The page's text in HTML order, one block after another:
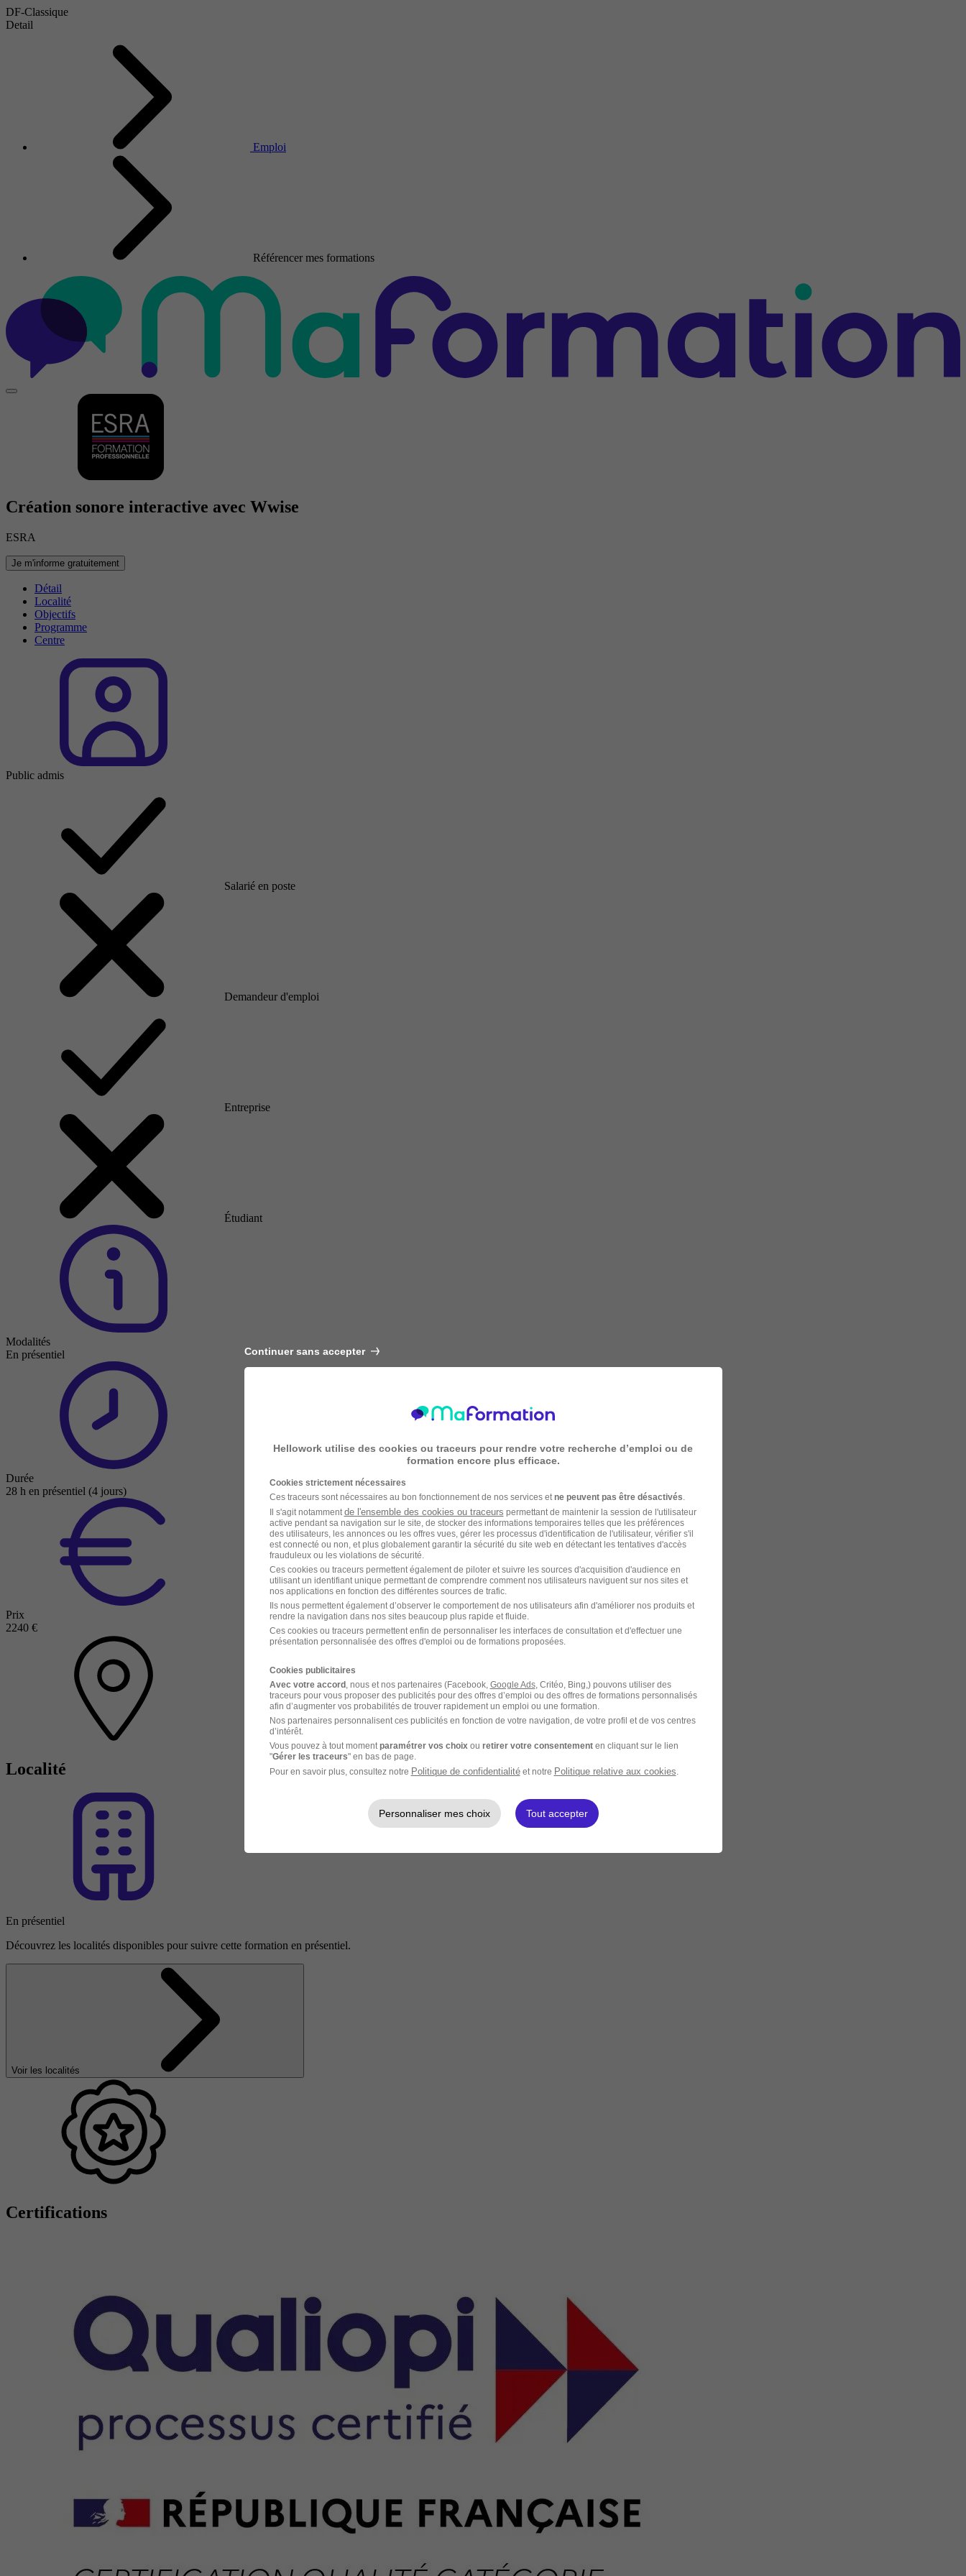
DF-Classique
Detail
Emploi
Référencer mes formations
Création sonore interactive avec Wwise
ESRA
Je m'informe gratuitement
Détail
Localité
Objectifs
Programme
Centre
Public admis
Salarié en poste
Demandeur d'emploi
Entreprise
Étudiant
Modalités
En présentiel
Durée
28 h en présentiel (4 jours)
Prix
2240 €
Localité
En présentiel
Découvrez les localités disponibles pour suivre cette formation en présentiel.
Voir les localités
Certifications
Continuer sans accepter
Hellowork utilise des cookies ou traceurs pour rendre votre recherche d’emploi ou de
formation encore plus efficace.
Cookies strictement nécessaires
Ces traceurs sont nécessaires au bon fonctionnement de nos services et ne peuvent pas être désactivés
Il s'agit notamment de l'ensemble des cookies ou traceurs permettant de maintenir la session de l'utilisateur
active pendant sa navigation sur le site, de stocker des informations temporaires telles que les préférences
des utilisateurs, les annonces ou les offres vues, gérer les processus d'identification de l'utilisateur, vérifier s'il
est connecté ou non, et plus globalement garantir la sécurité du site web en détectant les tentatives d'accès
frauduleux ou les violations de sécurité.
Ces cookies ou traceurs permettent également de piloter et suivre les sources d'acquisition d'audience en
utilisant un identifiant unique permettant de comprendre comment nos utilisateurs naviguent sur nos sites et
nos applications en fonction des différentes sources de trafic.
Ils nous permettent également d’observer le comportement de nos utilisateurs afin d'améliorer nos produits et
rendre la navigation dans nos sites beaucoup plus rapide et fluide.
Ces cookies ou traceurs permettent enfin de personnaliser les interfaces de consultation et d'effectuer une
présentation personnalisée des offres d'emploi ou de formations proposées.
Cookies publicitaires
Avec votre accord, nous et nos partenaires (Facebook, Google Ads, Critéo, Bing,) pouvons utiliser des
traceurs pour vous proposer des publicités pour des offres d’emploi ou des offres de formations personnalisés
afin d’augmenter vos probabilités de trouver rapidement un emploi ou une formation.
Nos partenaires personnalisent ces publicités en fonction de votre navigation, de votre profil et de vos centres
d’intérêt.
Vous pouvez à tout moment paramétrer vos choix ou retirer votre consentementen cliquant sur le lien
"Gérer les traceurs" en bas de page.
Pour en savoir plus, consultez notre Politique de confidentialitéet notre Politique relative aux cookies
Personnaliser mes choix Tout accepter